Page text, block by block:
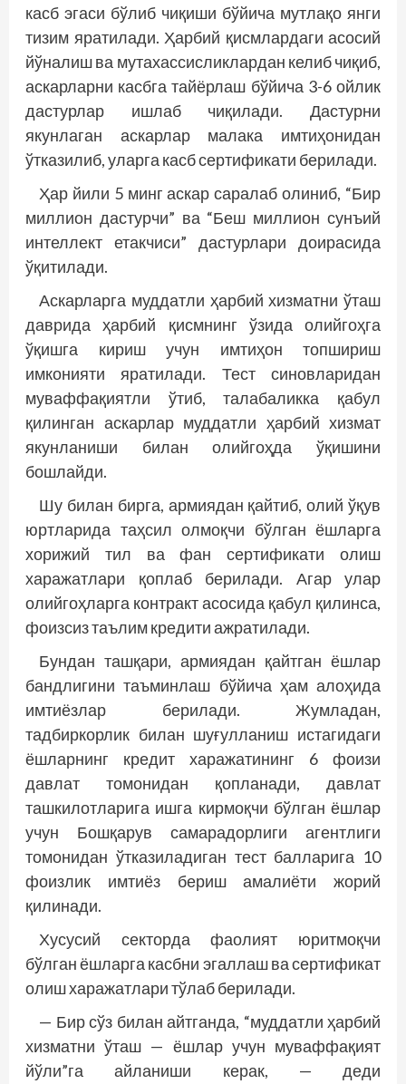
касб эгаси бўлиб чиқиши бўйича мутлақо янги
тизим яратилади. Ҳарбий қисмлардаги асосий
йўналиш ва мутахассисликлардан келиб чиқиб,
аскарларни касбга тайёрлаш бўйича 3-6 ойлик
дастурлар ишлаб чиқилади. Дастурни
якунлаган аскарлар малака имтиҳонидан
ўтказилиб, уларга касб сертификати берилади.
Ҳар йили 5 минг аскар саралаб олиниб, “Бир
миллион дастурчи” ва “Беш миллион сунъий
интеллект етакчиси” дастурлари доирасида
ўқитилади.
Аскарларга муддатли ҳарбий хизматни ўташ
даврида ҳарбий қисмнинг ўзида олийгоҳга
ўқишга кириш учун имтиҳон топшириш
имконияти яратилади. Тест синовларидан
муваффақиятли ўтиб, талабаликка қабул
қилинган аскарлар муддатли ҳарбий хизмат
якунланиши билан олийгоҳда ўқишини
бошлайди.
Шу билан бирга, армиядан қайтиб, олий ўқув
юртларида таҳсил олмоқчи бўлган ёшларга
хорижий тил ва фан сертификати олиш
харажатлари қоплаб берилади. Агар улар
олийгоҳларга контракт асосида қабул қилинса,
фоизсиз таълим кредити ажратилади.
Бундан ташқари, армиядан қайтган ёшлар
бандлигини таъминлаш бўйича ҳам алоҳида
имтиёзлар берилади. Жумладан,
тадбиркорлик билан шуғулланиш истагидаги
ёшларнинг кредит харажатининг 6 фоизи
давлат томонидан қопланади, давлат
ташкилотларига ишга кирмоқчи бўлган ёшлар
учун Бошқарув самарадорлиги агентлиги
томонидан ўтказиладиган тест балларига 10
фоизлик имтиёз бериш амалиёти жорий
қилинади.
Хусусий секторда фаолият юритмоқчи
бўлган ёшларга касбни эгаллаш ва сертификат
олиш харажатлари тўлаб берилади.
— Бир сўз билан айтганда, “муддатли ҳарбий
хизматни ўташ — ёшлар учун муваффақият
йўли”га айланиши керак, — деди